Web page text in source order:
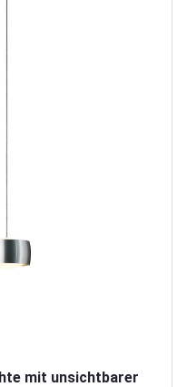
mit unsichtbarer